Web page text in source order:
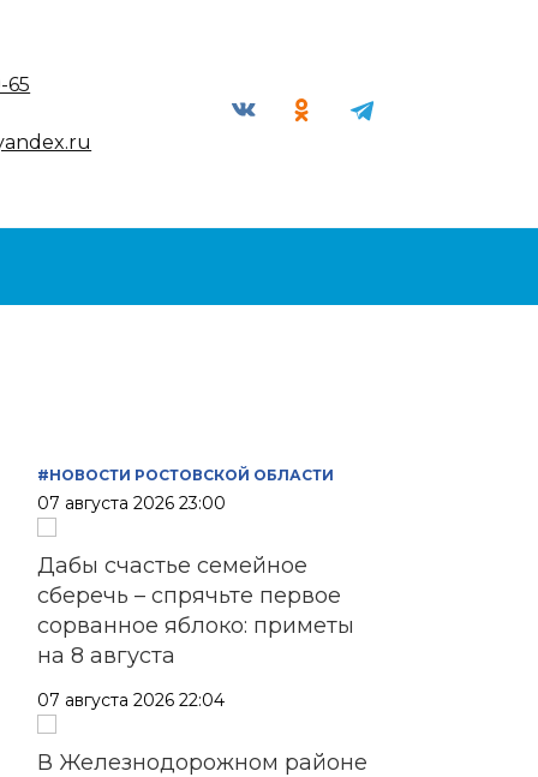
65
#НОВОСТИ РОСТОВСКОЙ ОБЛАСТИ
07 августа 2026 23:00
Дабы счастье семейное
сберечь – спрячьте первое
сорванное яблоко: приметы
на 8 августа
07 августа 2026 22:04
В Железнодорожном районе